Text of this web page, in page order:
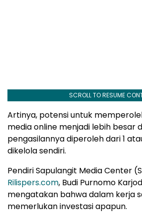
SCROLL TO RESUME
Artinya, potensi untuk
media online menjadi lebih besar
pengasilannya diperoleh dari 1
dikelola sendiri.
Pendiri Sapulangit Media Center
Rilispers.com, Budi Purnomo
mengatakan bahwa dalam kerja
memerlukan investasi apapun.